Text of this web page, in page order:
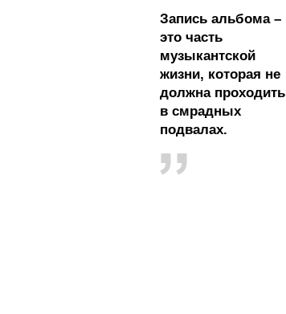
Запись альбома –
это часть
музыкантской
жизни, которая не
должна проходить
в смрадных
подвалах.